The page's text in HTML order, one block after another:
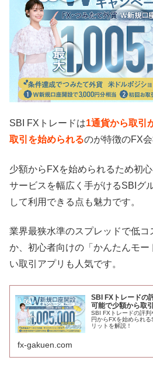
SBI FXトレードは1通貨から取引
取引を始められるのが特徴のFX会
少額からFXを始められるため初
サービスを幅広く手がけるSBIグ
して利用できる点も魅力です。
業界最狭水準のスプレッドで低コ
か、初心者向けの「かんたんモ
い取引アプリも人気です。
SBI FXトレードの
可能で少額から取
SBI FXトレードの評判
円からFXを始められ
リットを解説！
fx-gakuen.com